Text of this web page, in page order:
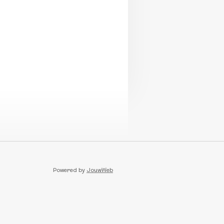
Powered by JouwWeb